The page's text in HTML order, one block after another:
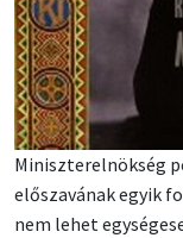
Miniszterelnökség
előszavának egyik
nem lehet